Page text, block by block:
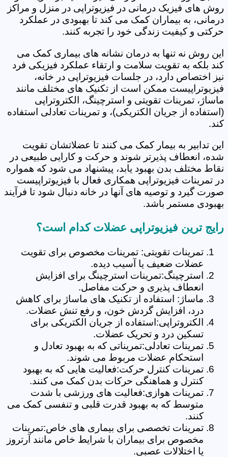
روش های فیزیک درمانی در فیزیوتراپی در منزل و مراکز
درمانی، به بیماران کمک می کند تا بهبودی در عملکرد
حرکتی و کیفیت زندگی خود را تجربه کنند.
این روش نه تنها به درمان نشانه های بیماری کمک می
کند بلکه به تقویت سلامت و ارتقاء عملکرد فیزیکی فرد
نیز اختصاص دارد، در جلسات فیزیوتراپی در خانه،
فیزیوتراپیست ممکن است از تکنیک های مختلف مانند
ماساژ، تمرینات تقویتی و استرچینگ، الکتروتراپی
(استفاده از جریان الکتریکی)، و تمرینات تعادلی استفاده
کند.
این تدابیر به بیمار کمک می کنند تا عضلاتشان تقویت
شده، انعطاف پذیرتر شوند و حرکت و کارایی طبیعی در
نقاط مختلف بدن بهبود یابد، پیشنهاد می شود که همواره
در تمرینات فیزیوتراپی همکاری فعال با فیزیوتراپیست
صورت گیرد و توصیه های آنها در خانه دنبال شود تا فرآیند
بهبودی مستمر باشد.
رایج ترین فیزیوتراپی عضلات کدام است؟
تمرینات تقویتی: تمرینات مخصوص برای تقویت
عضلات ضعیف یا آسیب دیده.
استرچینگ:تمرینات استرچینگ برای افزایش
انعطاف پذیری و حرکت مفاصل.
ماساژ: استفاده از تکنیک های ماساژ برای کاهش
درد، افزایش گردش خون، و رفع تنش عضلات.
الکتروتراپی:استفاده از جریان الکتریکی برای
تسکین درد و تحریک عضلات.
تمرینات تعادلی:تمریناتی که به بهبود تعادل و
استحکام عضلات مربوط می شوند.
تمرینات کنترل حرکت:فعالیت هایی که به بهبود
کنترل و هماهنگی حرکات بدن کمک می کنند.
تمرینات هوازی:فعالیت های ورزشی با شدت
متوسط که به بهبود قدرت قلبی و تنفسی کمک می
کنند.
تمرینات تخصصی برای بیماری های خاص:تمرینات
مخصوص برای بیماران با شرایط خاص مانند آرتروز
یا اختلالات عصبی.